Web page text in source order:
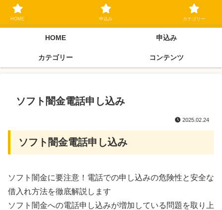
ブラックリスト長期延滞中でもOK 独自審査フリーローン 在籍確認なしの街
金クローネにご相談ください
HOME 申込み
カテゴリー コンテンツ
ソフト闇金電話申し込み
2025.02.24
ソフト闇金電話申し込み
ソフト闇金に要注意！電話での申し込みの危険性と安全な
借入れ方法を徹底解説します
ソフト闇金への電話申し込みが増加している問題を取り上
HOME 申込み カテゴリー